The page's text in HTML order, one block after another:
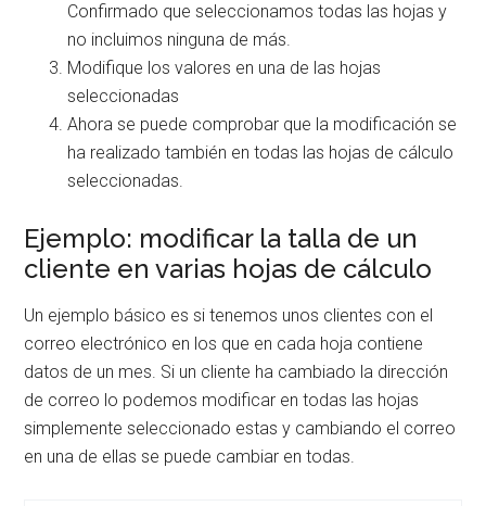
Confirmado que seleccionamos todas las hojas y
no incluimos ninguna de más.
Modifique los valores en una de las hojas
seleccionadas
Ahora se puede comprobar que la modificación se
ha realizado también en todas las hojas de cálculo
seleccionadas.
Ejemplo: modificar la talla de un
cliente en varias hojas de cálculo
Un ejemplo básico es si tenemos unos clientes con el
correo electrónico en los que en cada hoja contiene
datos de un mes. Si un cliente ha cambiado la dirección
de correo lo podemos modificar en todas las hojas
simplemente seleccionado estas y cambiando el correo
en una de ellas se puede cambiar en todas.